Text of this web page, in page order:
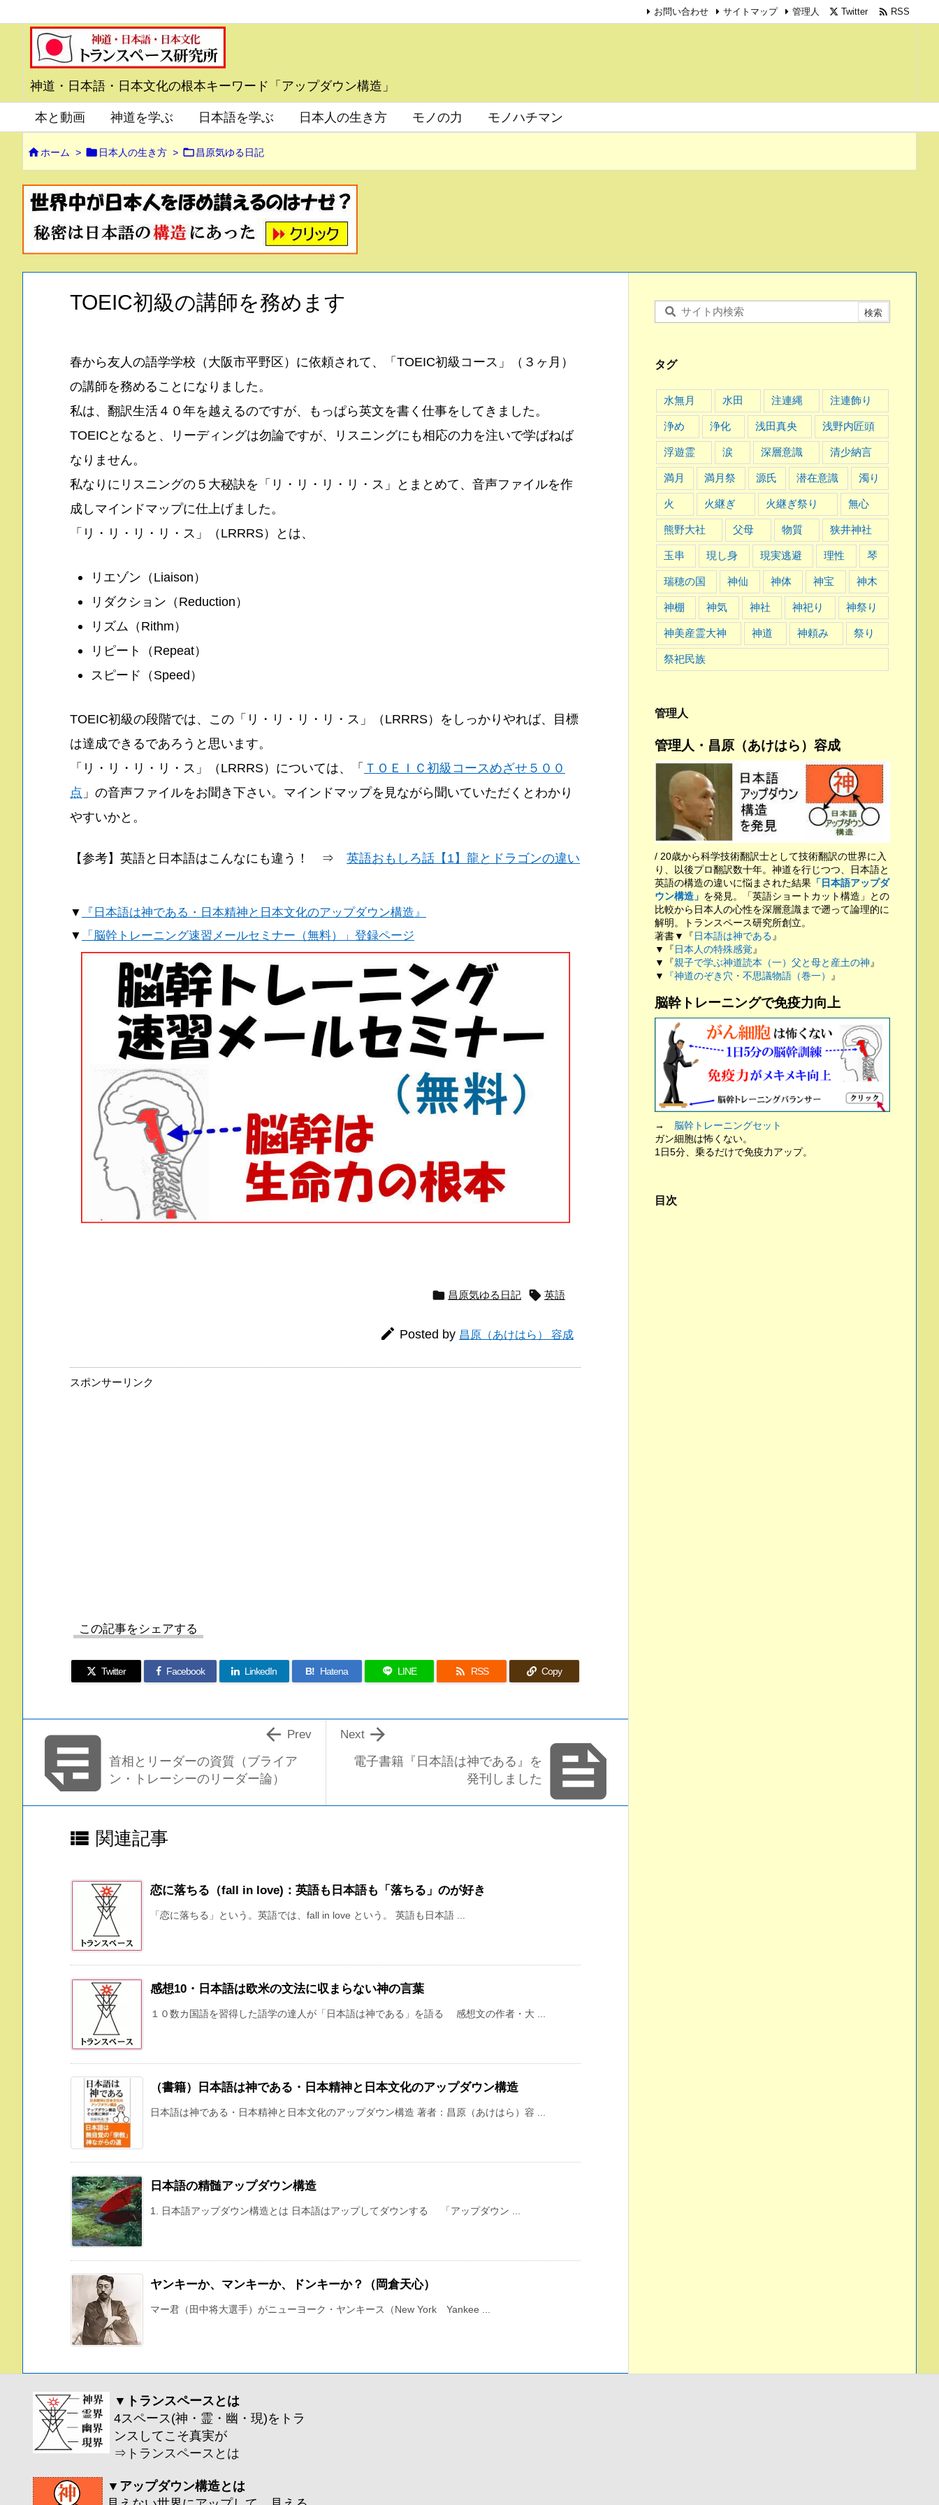
神道・日本語・日本文化の根本キーワード「アップダウン構造」
本と動画 神道を学ぶ 日本語を学ぶ 日本人の生き方 モノの力 モノハチマン
お問い合わせ サイトマップ 管理人 Twitter  RSS
ホーム >  日本人の生き方 > 昌原気ゆる日記
TOEIC初級の講師を務めます
春から友人の語学学校（大阪市平野区）に依頼されて、「TOEIC初級コース」（３ヶ月）
の講師を務めることになりました。
私は、翻訳生活４０年を越えるのですが、もっぱら英文を書く仕事をしてきました。
TOEICとなると、リーディングは勿論ですが、リスニングにも相応の力を注いで学ばねば
なりません。
私なりにリスニングの５大秘訣を「リ・リ・リ・リ・ス」とまとめて、音声ファイルを作
成しマインドマップに仕上げました。
「リ・リ・リ・リ・ス」（LRRRS）とは、
リエゾン（Liaison）
リダクション（Reduction）
リズム（Rithm）
リピート（Repeat）
スピード（Speed）
TOEIC初級の段階では、この「リ・リ・リ・リ・ス」（LRRRS）をしっかりやれば、目標
は達成できるであろうと思います。
「リ・リ・リ・リ・ス」（LRRRS）については、「 ＴＯＥＩＣ初級コースめざせ５００
点 」の音声ファイルをお聞き下さい。マインドマップを見ながら聞いていただくとわかり
やすいかと。
【参考】英語と日本語はこんなにも違う！ ⇒ 英語おもしろ話【1】龍とドラゴンの違い
▼
『日本語は神である・日本精神と日本文化のアップダウン構造』
▼
「脳幹トレーニング速習メールセミナー（無料）」登録ページ
 昌原気ゆる日記  英語
 Posted by 昌原（あけはら） 容成
スポンサーリンク
この記事をシェアする
Twitter Facebook LinkedIn B! Hatena LINE  RSS Copy

電子書籍『日本語は神である』を
発刊しました

Next
首相とリーダーの資質（ブライア
ン・トレーシーのリーダー論）
 Prev
 関連記事
恋に落ちる（fall in love)：英語も日本語も「落ちる」のが好き
「恋に落ちる」という。英語では、fall in love という。 英語も日本語 ...
感想10・日本語は欧米の文法に収まらない神の言葉
１０数カ国語を習得した語学の達人が「日本語は神である」を語る 感想文の作者・大 ...
（書籍）日本語は神である・日本精神と日本文化のアップダウン構造
日本語は神である・日本精神と日本文化のアップダウン構造 著者：昌原（あけはら）容 ...
日本語の精髄アップダウン構造
1. 日本語アップダウン構造とは 日本語はアップしてダウンする 「アップダウン ...
ヤンキーか、マンキーか、ドンキーか？（岡倉天心）
マー君（田中将大選手）がニューヨーク・ヤンキース（New York Yankee ...
タグ
水無月 水田 注連縄 注連飾り
浄め 浄化 浅田真央 浅野内匠頭
浮遊霊 涙 深層意識 清少納言
満月 満月祭 源氏 潜在意識 濁り
火 火継ぎ 火継ぎ祭り 無心
熊野大社 父母 物質 狭井神社
玉串 現し身 現実逃避 理性 琴
瑞穂の国 神仙 神体 神宝 神木
神棚 神気 神社 神祀り 神祭り
神美産霊大神 神道 神頼み 祭り
祭祀民族
管理人
管理人・昌原（あけはら）容成
/ 20歳から科学技術翻訳士として技術翻訳の世界に入
り、以後プロ翻訳数十年。神道を行じつつ、日本語と
英語の構造の違いに悩まされた結果 「日本語アップダ
ウン構造」 を発見。「英語ショートカット構造」との
比較から日本人の心性を深層意識まで遡って論理的に
解明。トランスペース研究所創立。
著書▼『日本語は神である 』
▼『日本人の特殊感覚 』
▼『親子で学ぶ神道読本（一）父と母と産土の神 』
▼
『神道のぞき穴・不思議物語（巻一） 』
脳幹トレーニングで免疫力向上
→ 脳幹トレーニングセット
ガン細胞は怖くない。
1日5分、乗るだけで免疫力アップ。
目次
▼トランスペースとは
4スペース(神・霊・幽・現)をトラ
ンスしてこそ真実が
⇒ トランスペースとは
▼アップダウン構造とは